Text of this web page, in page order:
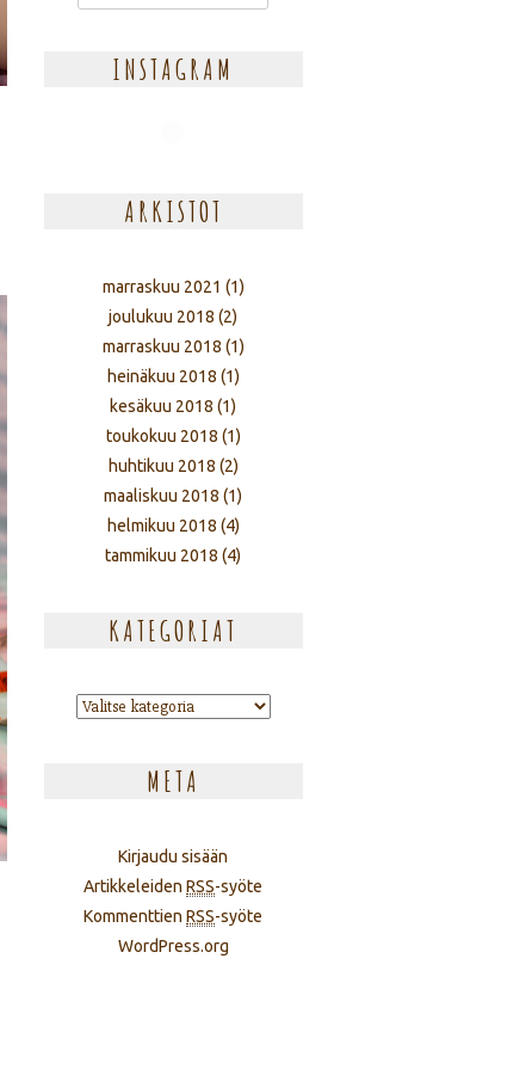
INSTAGRAM
ARKISTOT
marraskuu 2021 (1)
joulukuu 2018 (2)
marraskuu 2018 (1)
heinäkuu 2018 (1)
kesäkuu 2018 (1)
toukokuu 2018 (1)
huhtikuu 2018 (2)
maaliskuu 2018 (1)
helmikuu 2018 (4)
tammikuu 2018 (4)
KATEGORIAT
Kategoriat
META
Kirjaudu sisään
ArtikkeleidenRSS-syöte
KommenttienRSS-syöte
WordPress.org